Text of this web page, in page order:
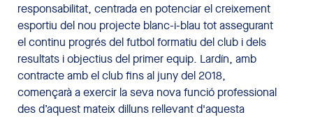
responsabilitat, centrada en potenciar el creixement
esportiu del nou projecte blanc-i-blau tot assegurant
el continu progrés del futbol formatiu del club i dels
resultats i objectius del primer equip. Lardín, amb
contracte amb el club fins al juny del 2018,
començarà a exercir la seva nova funció professional
des d’aquest mateix dilluns rellevant d'aquesta